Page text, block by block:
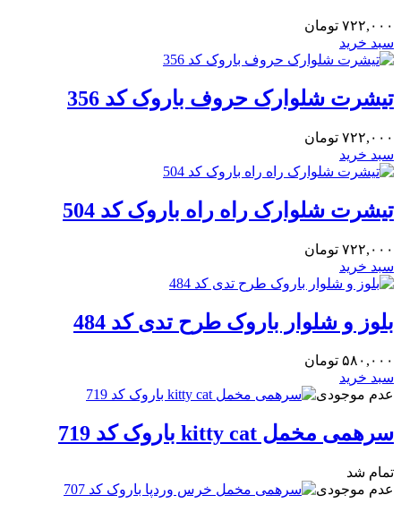
۷۲۲,۰۰۰ تومان
سبد خرید
تیشرت شلوارک حروف باروک کد 356
۷۲۲,۰۰۰ تومان
سبد خرید
تیشرت شلوارک راه راه باروک کد 504
۷۲۲,۰۰۰ تومان
سبد خرید
بلوز و شلوار باروک طرح تدی کد 484
۵۸۰,۰۰۰ تومان
سبد خرید
عدم موجودی
سرهمی مخمل kitty cat باروک کد 719
تمام شد
عدم موجودی